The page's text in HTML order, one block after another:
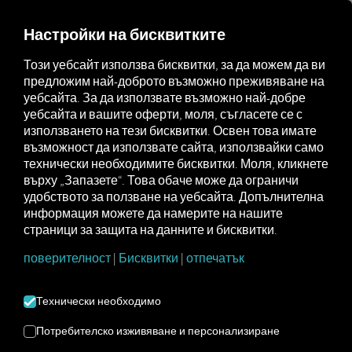
Marketplace Connectors Kögel Connect
KÖGEL СВЪРЖЕТЕ
СЕ
Интеграция на външен доставчик
Kögelвъв вашия автопарк? Свържете ги
директно с
местоположението им на картата RIO
Настройки на бисквитките
Този уебсайт използва бисквитки, за да можем да ви
предложим най-доброто възможно преживяване на
уебсайта. За да използвате възможно най-добре
уебсайта и вашите оферти, моля, съгласете се с
използването на тези бисквитки. Освен това имате
възможност да използвате сайта, използвайки само
технически необходимите бисквитки. Моля, кликнете
върху „Запазете“. Това обаче може да ограничи
удобството за ползване на уебсайта. Допълнителна
информация можете да намерите на нашите
страници за защита на данните и бисквитки.
поверителност | Бисквитки | отпечатък
Технически необходимо
Потребителско изживяване и персонализиране